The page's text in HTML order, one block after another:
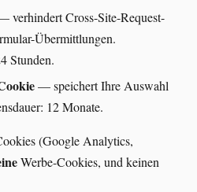
verhindert Cross-Site-Request-
Übermittlungen.
Stunden.
— speichert Ihre Auswahl
12 Monate.
(Google Analytics,
Werbe-Cookies, und keinen